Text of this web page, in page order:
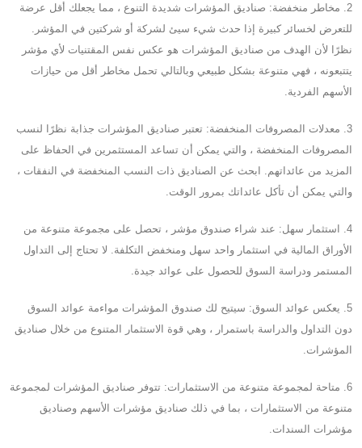
2. مخاطر منخفضة: صناديق المؤشرات شديدة التنوع ، مما يجعلك أقل عرضة
للتعرض لخسائر كبيرة إذا حدث شيء سيئ لشركة أو شركتين في المؤشر.
نظرًا لأن الهدف من صناديق المؤشرات هو عكس نفس المقتنيات لأي مؤشر
يتتبعونه ، فهي متنوعة بشكل طبيعي وبالتالي تحمل مخاطر أقل من حيازات
الأسهم الفردية.
3. معدلات المصروفات المنخفضة: تعتبر صناديق المؤشرات جذابة نظرًا لنسب
المصروفات المنخفضة ، والتي يمكن أن تساعد المستثمرين في الحفاظ على
المزيد من عائداتهم. ابحث عن الصناديق ذات النسب المنخفضة في النفقات ،
والتي يمكن أن تأكل عائداتك بمرور الوقت.
4. استثمار سهل: عند شراء صندوق مؤشر ، تحصل على مجموعة متنوعة من
الأوراق المالية في استثمار واحد سهل ومنخفض التكلفة. لا تحتاج إلى التداول
المستمر ودراسة السوق للحصول على عوائد جيدة.
5. يعكس عوائد السوق: سيتيح لك صندوق المؤشرات مواءمة عوائد السوق
دون التداول والدراسة باستمرار ، وهي قوة الاستثمار المتنوع من خلال صناديق
المؤشرات.
6. متاحة لمجموعة متنوعة من الاستثمارات: تتوفر صناديق المؤشرات لمجموعة
متنوعة من الاستثمارات ، بما في ذلك صناديق مؤشرات الأسهم وصناديق
مؤشرات السندات.